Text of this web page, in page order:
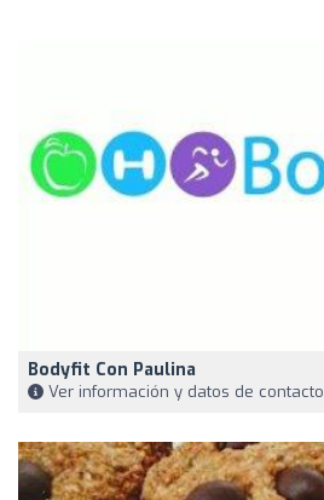
Bodyfit Con Paulina
Ver información y datos de contacto